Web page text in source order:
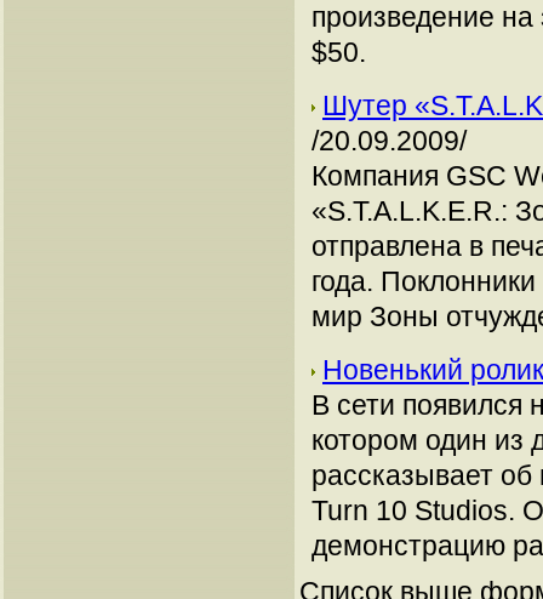
произведение
$50.
Шутер
/20.09.2009/
Компания GSC
«S.T.A.L.K.E.R.:
отправлена в
года.
мир Зоны
Новенький
В сети появился
котором один из
рассказывает об
Turn 10 Studios.
демонстрацию
Список выше